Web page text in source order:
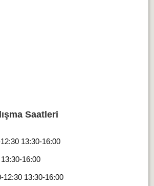
Saatleri
13:30-16:00
16:00
12:30 13:30-16:00